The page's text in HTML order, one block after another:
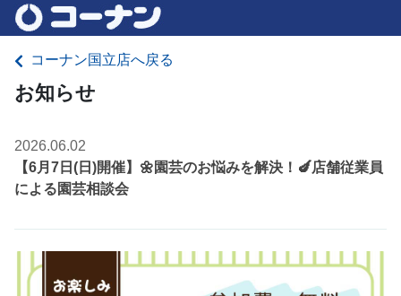
コーナン国立店へ戻る
お知らせ
2026.06.02
【6月7日(日)開催】🌼園芸のお悩みを解決！🍆店舗従業員
による園芸相談会